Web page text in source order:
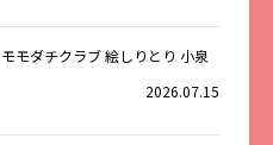
モモダチクラブ 絵しりとり 小泉
2026.07.15